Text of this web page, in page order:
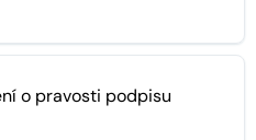
o pravosti podpisu